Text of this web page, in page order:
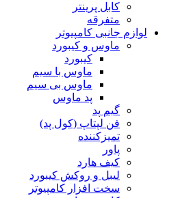
کابل پرینتر
متفرقه
لوازم جانبی کامپیوتر
ماوس و کیبورد
کیبورد
ماوس با سیم
ماوس بی سیم
پد ماوس
گیم پد
فن لپتاپ (کول پد)
تمیزکننده
پاور
کیف هارد
لیبل و روکش کیبورد
سخت افزار کامپیوتر